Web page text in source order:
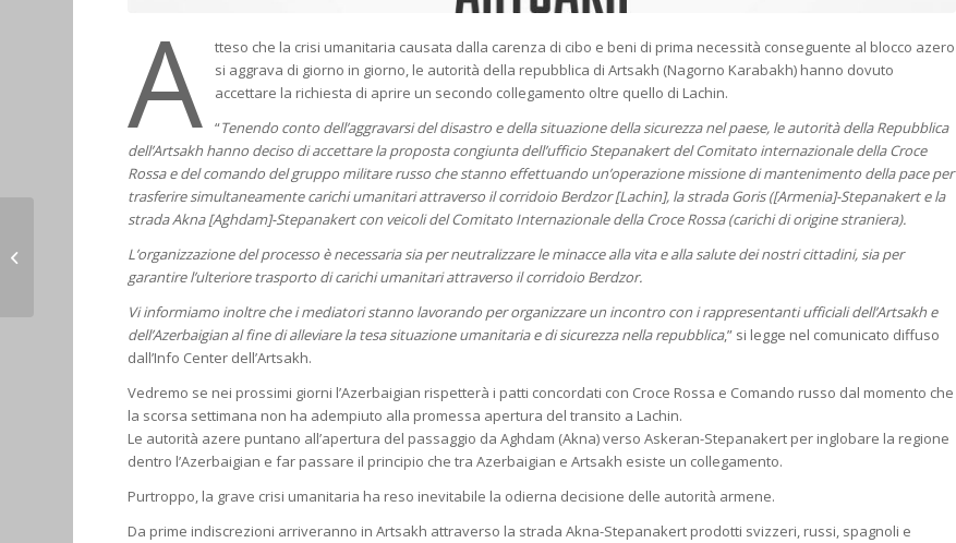
A
tteso che la crisi umanitaria causata dalla carenza di cibo e beni di prima necessità conseguente al blocco azero
si aggrava di giorno in giorno, le autorità della repubblica di Artsakh (Nagorno Karabakh) hanno dovuto
accettare la richiesta di aprire un secondo collegamento oltre quello di Lachin.
“Tenendo conto dell’aggravarsi del disastro e della situazione della sicurezza nel paese, le autorità della Repubblica
dell’Artsakh hanno deciso di accettare la proposta congiunta dell’ufficio Stepanakert del Comitato internazionale della Croce
Rossa e del comando del gruppo militare russo che stanno effettuando un’operazione missione di mantenimento della pace per
trasferire simultaneamente carichi umanitari attraverso il corridoio Berdzor [Lachin], la strada Goris ([Armenia]-Stepanakert e la
strada Akna [Aghdam]-Stepanakert con veicoli del Comitato Internazionale della Croce Rossa (carichi di origine straniera).
L’organizzazione del processo è necessaria sia per neutralizzare le minacce alla vita e alla salute dei nostri cittadini, sia per
garantire l’ulteriore trasporto di carichi umanitari attraverso il corridoio Berdzor.
Vi informiamo inoltre che i mediatori stanno lavorando per organizzare un incontro con i rappresentanti ufficiali dell’Artsakh e
dell’Azerbaigian al fine di alleviare la tesa situazione umanitaria e di sicurezza nella repubblica,” si legge nel comunicato diffuso
dall’Info Center dell’Artsakh.
Vedremo se nei prossimi giorni l’Azerbaigian rispetterà i patti concordati con Croce Rossa e Comando russo dal momento che
la scorsa settimana non ha adempiuto alla promessa apertura del transito a Lachin.
Le autorità azere puntano all’apertura del passaggio da Aghdam (Akna) verso Askeran-Stepanakert per inglobare la regione
dentro l’Azerbaigian e far passare il principio che tra Azerbaigian e Artsakh esiste un collegamento.
Purtroppo, la grave crisi umanitaria ha reso inevitabile la odierna decisione delle autorità armene.
Da prime indiscrezioni arriveranno in Artsakh attraverso la strada Akna-Stepanakert prodotti svizzeri, russi, spagnoli e
presidente della